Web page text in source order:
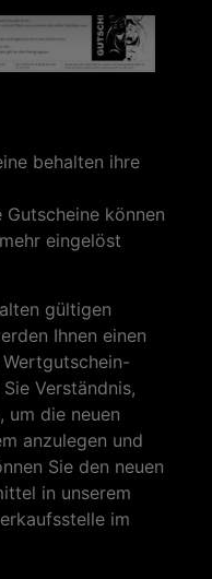
behalten ihre
Gutscheine können
eingelöst
gültigen
Ihnen einen
Verständnis,
um die neuen
anzulegen und
Sie den neuen
in unserem
im
unsere Spendenbox!
und wartet ganz
Besuch.
unterstützen –
Spende hilft uns
Kostüme zu
großartige
– und
Spaß an unseren
uns auch schon
online